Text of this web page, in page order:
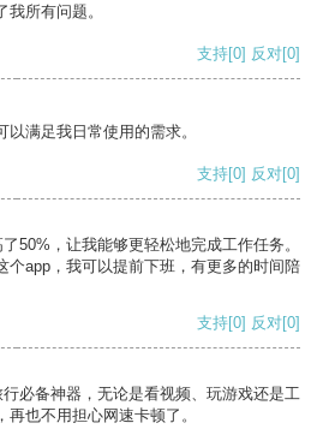
所有问题。
支持[0] 反对[0]
满足我日常使用的需求。
支持[0] 反对[0]
50%，让我能够更轻松地完成工作任务。
个app，我可以提前下班，有更多的时间陪
支持[0] 反对[0]
必备神器，无论是看视频、玩游戏还是工
也不用担心网速卡顿了。